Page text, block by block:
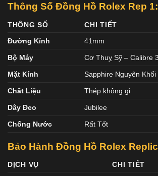
Thông Số Đồng Hồ Rolex Rep
THÔNG SỐ
CHI TIẾT
Đường Kính
41mm
Bộ Máy Cơ Thuỵ Sỹ – Calibre
Mặt Kính Sapphire Nguyên Khối
Chất Liệu Thép không gỉ
Dây Đeo Jubilee
Chống Nước Rất Tốt
Bảo Hành Đồng Hồ Rolex
DỊCH VỤ CHI TIẾT